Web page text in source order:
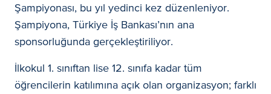
Şampiyonası, bu yıl yedinci kez düzenleniyor.
Şampiyona, Türkiye İş Bankası’nın ana
sponsorluğunda gerçekleştiriliyor.
İlkokul 1. sınıftan lise 12. sınıfa kadar tüm
öğrencilerin katılımına açık olan organizasyon; farklı